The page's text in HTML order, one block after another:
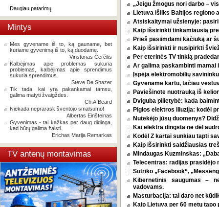
Daugiau patarimų
Mintys
Mes gyvename iš to, ką gauname, bet
kuriame gyvenimą iš to, ką duodame.
Vinstonas Čerčilis
Kalbėjimas apie problemas sukuria
problemas, kalbėjimas apie sprendimus
sukuria sprendimus.
Steve De Shazer
Tik tada, kai yra pakankamai tamsu,
galima matyti žvaigždes.
Ch.A.Beard
Niekada neprarask šventojo smalsumo!
Albertas Einšteinas
Gyvenimas - tai kažkas per daug didinga,
kad būtų galima žaisti.
Erichas Marija Remarkas
TV antenų montavimas
„Jeigu žmogus nori darbo –
Lietuva išliks Baltijos regiono
Atsiskaitymai užsienyje:
Kaip išsirinkti tinkamiausią
Prieš pasiimdami kačiuką ar
Kaip išsirinkti ir nusipirkti
Per eterinės TV tinklą
Ar galima paskambinti mamai
Įspėja elektromobilių
Gyvename kartu, tačiau
Paviešinote nuotrauką iš
Dviguba pilietybė: kada
Pigios elektros iliuzija: kodėl
Nutekėjo jūsų duomenys?
Kai elektra dingsta ne dėl
Kodėl Z kartai sunkiau tapti
Kaip išsirinkti saldžiausias
Mindaugas Kuzminskas:
Telecentras: radijas prasidėjo
Sutriko „Facebook“,
Kibernetinis saugumas –
vadovams.
Masturbacija: tai daro net
Kaip Lietuva per 60 metų